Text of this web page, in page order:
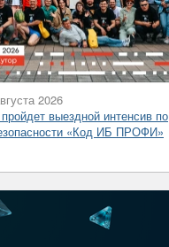
2026
выездной интенсив по
«Код ИБ ПРОФИ»